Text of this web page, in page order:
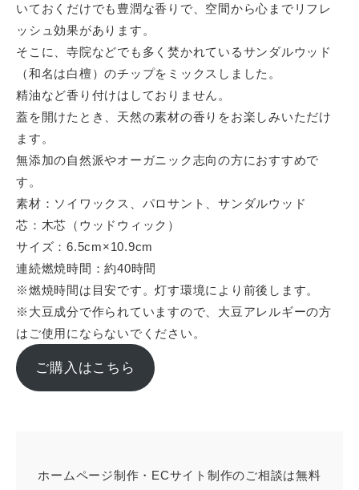
いておくだけでも豊潤な香りで、空間から心までリフレ
ッシュ効果があります。
そこに、寺院などでも多く焚かれているサンダルウッド
（和名は白檀）のチップをミックスしました。
精油など香り付けはしておりません。
蓋を開けたとき、天然の素材の香りをお楽しみいただけ
ます。
無添加の自然派やオーガニック志向の方におすすめで
す。
素材：ソイワックス、パロサント、サンダルウッド
芯：木芯（ウッドウィック）
サイズ：6.5cm×10.9cm
連続燃焼時間：約40時間
※燃焼時間は目安です。灯す環境により前後します。
※大豆成分で作られていますので、大豆アレルギーの方
はご使用にならないでください。
ご購入はこちら
ホームページ制作・ECサイト制作のご相談は無料